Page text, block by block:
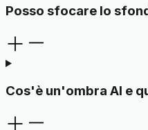
Posso sfocare lo
Cos'è un'ombra AI e